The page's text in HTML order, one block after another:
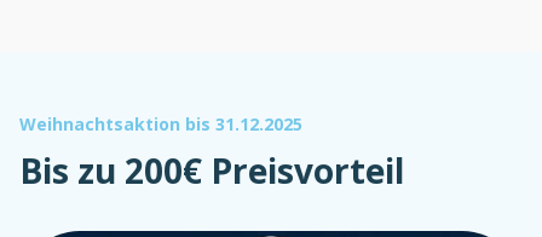
Weihnachtsaktion bis 31.12.2025
Bis zu 200€ Preisvorteil